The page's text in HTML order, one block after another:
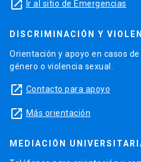
launch Ir al sitio de Emergencias
DISCRIMINACIÓN Y
Orientación y apoyo en casos
género o violencia sexual.
launch Contacto para apoyo
launch Más orientación
MEDIACIÓN